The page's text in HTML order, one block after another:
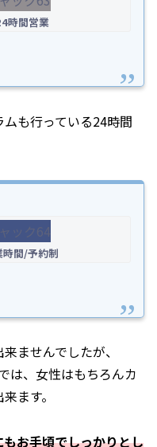
時間営業
も行っている24時間
時間/予約制
ませんでしたが、
は、女性はもちろんカ
ます。
お手頃でしっかりとし